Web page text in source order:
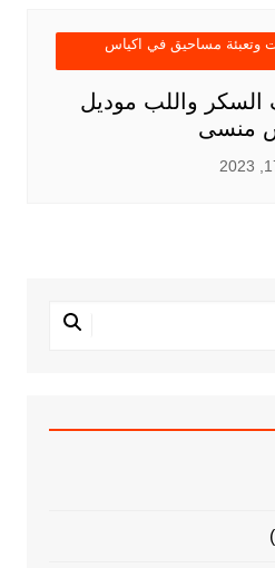
وتعبئة مساحيق في اكياس
السكر واللب موديل